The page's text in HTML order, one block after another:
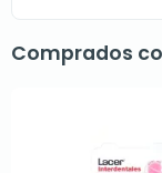
Comprados